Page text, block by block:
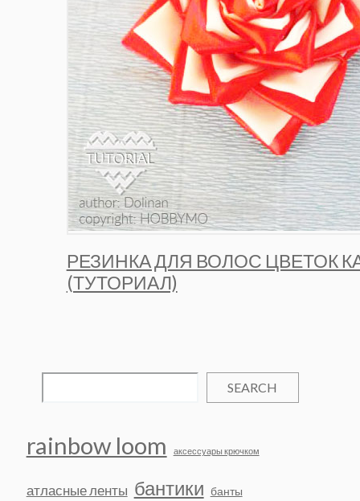
РЕЗИНКА ДЛЯ ВОЛОС ЦВЕТОК
(ТУТОРИАЛ)
SEARCH
rainbow loom аксессуары крючком
атласные ленты бантики банты